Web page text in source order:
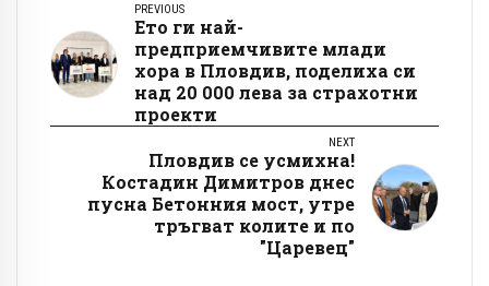
PREVIOUS
Ето ги най-
предприемчивите млади
хора в Пловдив, поделиха си
над 20 000 лева за страхотни
проекти
NEXT
Пловдив се усмихна!
Костадин Димитров днес
пусна Бетонния мост, утре
тръгват колите и по
"Царевец"